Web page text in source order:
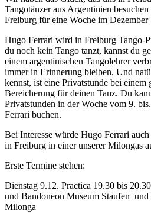
Tangotänzer aus Argentinien
Freiburg für eine Woche im
Hugo Ferrari wird in Freiburg Tango-
du noch kein Tango tanzt, kannst du
einem argentinischen Tangolehrer
immer in Erinnerung bleiben. Und
kennst, ist eine Privatstunde bei einem
Bereicherung für deinen Tanz. Du
Privatstunden in der Woche vom 9.
Ferrari buchen.
Bei Interesse würde Hugo Ferrari
in Freiburg in einer unserer Milongas
Erste Termine stehen:
Dienstag 9.12. Practica 19.30 bis
und Bandoneon Museum Staufen und
Milonga